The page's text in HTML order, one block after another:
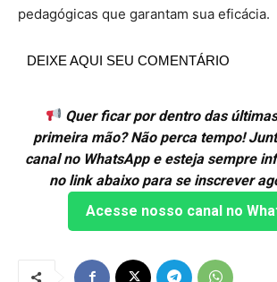
pedagógicas que garantam sua eficácia.
DEIXE AQUI SEU COMENTÁRIO
Quer ficar por dentro das
primeira mão? Não perca tempo!
canal no WhatsApp e esteja sempre
no link abaixo para se inscrever
Acesse nosso canal no